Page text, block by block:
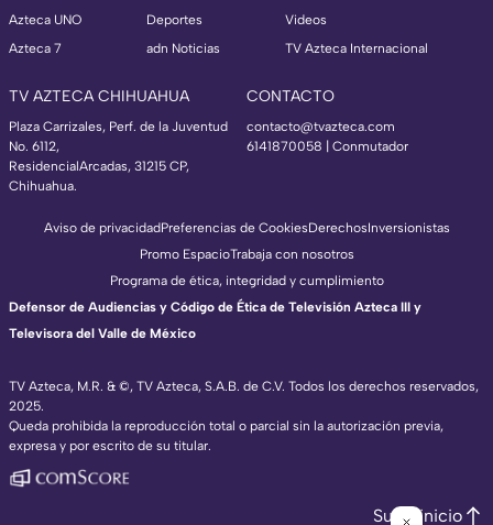
Azteca UNO
Azteca 7
Deportes
adn Noticias
Videos
TV Azteca Internacional
TV AZTECA CHIHUAHUA
Plaza Carrizales, Perf. de la Juventud
No. 6112,
ResidencialArcadas, 31215 CP,
Chihuahua.
CONTACTO
contacto@tvazteca.com
6141870058 | Conmutador
TV Azteca, M.R. & ©, TV Azteca, S.A.B. de C.V. Todos los derechos reservados,
2025.
Queda prohibida la reproducción total o parcial sin la autorización previa,
expresa y por escrito de su titular.
Aviso de privacidadPreferencias de CookiesDerechosInversionistas
Promo EspacioTrabaja con nosotros
Programa de ética, integridad y cumplimiento
Defensor de Audiencias y Código de Ética de Televisión Azteca III y
Televisora del Valle de México
Subir inicio